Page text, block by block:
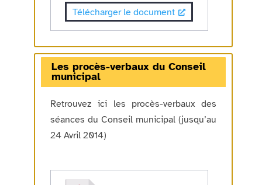
Télécharger le document
Les procès-verbaux du Conseil
municipal
Retrouvez ici les procès-verbaux des
séances du Conseil municipal (jusqu’au
24 Avril 2014)